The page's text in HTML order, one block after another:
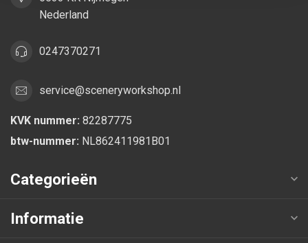
Nederland
0247370271
service@sceneryworkshop.nl
KVK nummer: 82287775
btw-nummer: NL862411981B01
Categorieën
Informatie